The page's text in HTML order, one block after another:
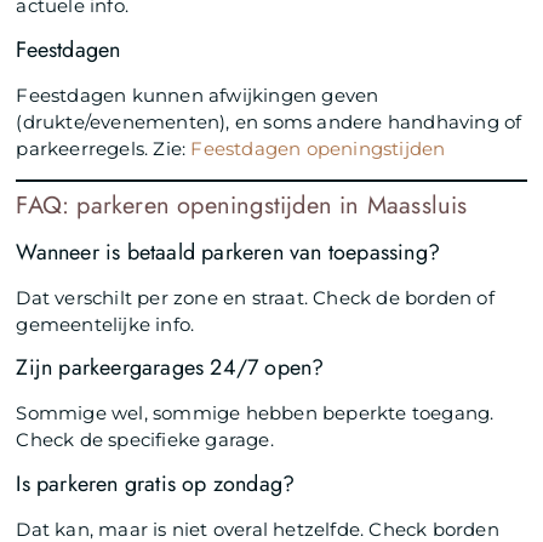
actuele info.
Feestdagen
Feestdagen kunnen afwijkingen geven
(drukte/evenementen), en soms andere handhaving of
parkeerregels. Zie: Feestdagen openingstijden
FAQ: parkeren openingstijden in Maassluis
Wanneer is betaald parkeren van toepassing?
Dat verschilt per zone en straat. Check de borden of
gemeentelijke info.
Zijn parkeergarages 24/7 open?
Sommige wel, sommige hebben beperkte toegang.
Check de specifieke garage.
Is parkeren gratis op zondag?
Dat kan, maar is niet overal hetzelfde. Check borden